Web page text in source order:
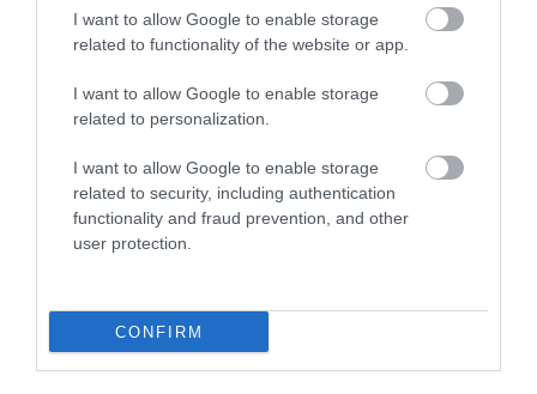
I want to allow Google to enable storage
related to functionality of the website or app.
I want to allow Google to enable storage
related to personalization.
I want to allow Google to enable storage
related to security, including authentication
functionality and fraud prevention, and other
user protection.
CONFIRM
HŐKUPOLA MAGYARORSZÁG
FEDŐ, ÉS MI TÖRTÉNIK
ALATTA A TERMÉSZETTEL?
VÁLTOZATOS NÖVÉNYZET
ASZÁLY IDEJÉN IS OKOSABB
STRATÉGIA